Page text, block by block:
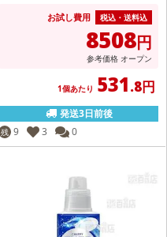
お試し費用 税込・送料込
8508円
参考価格 オープン
1個あたり 531.8円
発送3日前後
残 9 3 0